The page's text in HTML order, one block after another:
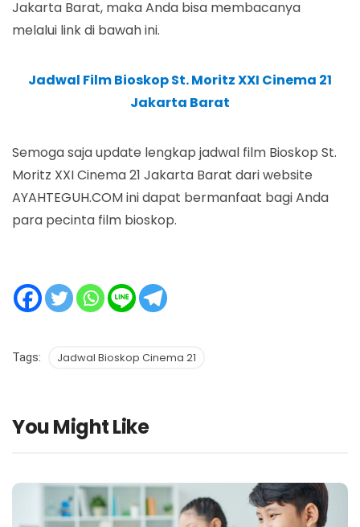
Jakarta Barat, maka Anda bisa membacanya
melalui link di bawah ini.
Jadwal Film Bioskop St. Moritz XXI Cinema 21
Jakarta Barat
Semoga saja update lengkap jadwal film Bioskop St.
Moritz XXI Cinema 21 Jakarta Barat dari website
AYAHTEGUH.COM ini dapat bermanfaat bagi Anda
para pecinta film bioskop.
Tags: Jadwal Bioskop Cinema 21
You Might Like